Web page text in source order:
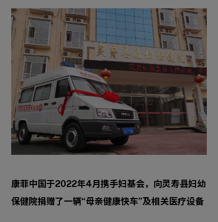
康菲中国于2022年4月携手妇基会，向灵寿县妇幼
保健院捐赠了一辆“母亲健康快车”及相关医疗设备